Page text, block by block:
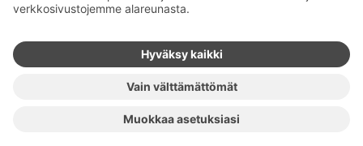
Muuta evästeasetuksia